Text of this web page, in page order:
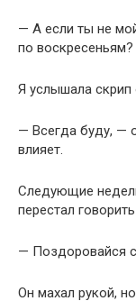
— А если ты не
по воскресеньям?
Я услышала скрип
— Всегда буду, —
влияет.
Следующие
перестал
— Поздоровайся
Он махал рукой,